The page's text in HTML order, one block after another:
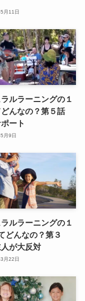
月11日
ルラーニングの１
どんなの？第５話
ート
月9日
ルラーニングの１
どんなの？第３
が大反対
月22日